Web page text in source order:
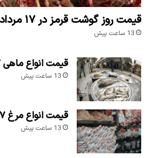
قیمت روز گوشت قرمز در ۱۷ مرداد ۱۴۰۵
13 ساعت پیش
قیمت انواع ماهی ۱۷ مرداد ۱۴۰۵
13 ساعت پیش
قیمت انواع مرغ ۱۷ مرداد ۱۴۰۵
13 ساعت پیش